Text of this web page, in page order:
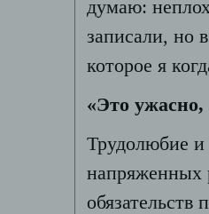
думаю:
записали, но
которое я
«Это
Трудолюбие и
напряженных
обязательств